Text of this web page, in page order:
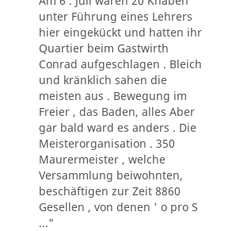
unter Führung eines Lehrers
hier eingekückt und hatten ihr
Quartier beim Gastwirth
Conrad aufgeschlagen . Bleich
und kränklich sahen die
meisten aus . Bewegung im
Freier , das Baden, alles Aber
gar bald ward es anders . Die
Meisterorganisation . 350
Maurermeister , welche
Versammlung beiwohnten,
beschäftigen zur Zeit 8860
Gesellen , von denen ' o pro S
..."